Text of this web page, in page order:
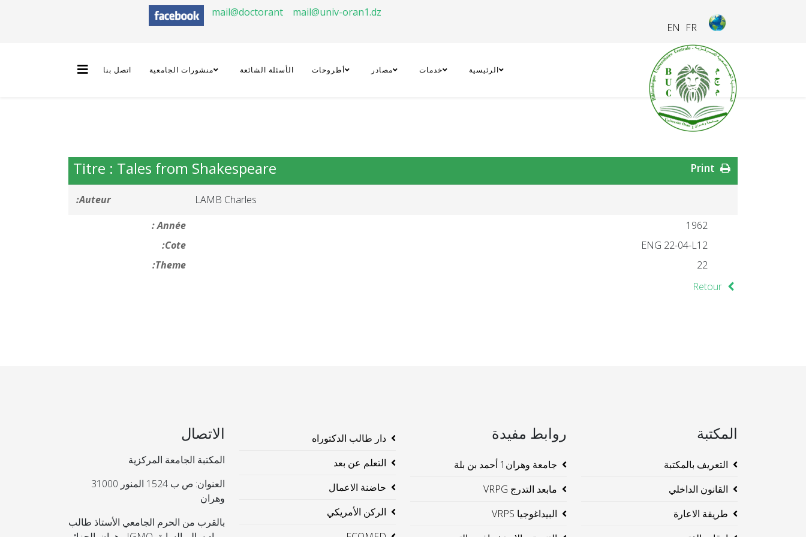
FR
EN
mail@doctorant mail@univ-oran1.dz
الرئيسية خدمات مصادر أطروحات الأسئلة الشائعة منشورات الجامعية اتصل بنا
Titre : Tales from Shakespeare
Auteur:
LAMB Charles
Année :
1962
Cote:
ENG 22-04-L12
Theme:
22
Retour
المكتبة
التعريف بالمكتبة
القانون الداخلي
طريقة الاعارة
روابط مفيدة
جامعة وهران1 أحمد بن بلة
مابعد التدرج VRPG
البيداغوجيا VRPS
دار طالب الدكتوراه
التعلم عن بعد
حاضنة الاعمال
الركن الأمريكي
الاتصال
المكتبة الجامعة المركزية
العنوان: ص ب 1524 المنور 31000
وهران
بالقرب من الحرم الجامعي الأستاذ طالب